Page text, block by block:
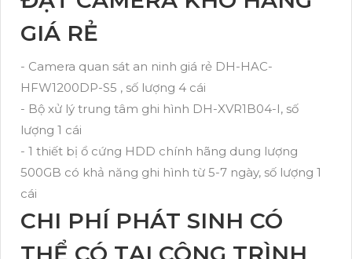
GIÁ RẺ
- Camera quan sát an ninh giá rẻ DH-HAC-
HFW1200DP-S5 , số lượng 4 cái
- Bộ xử lý trung tâm ghi hình DH-XVR1B04-I, số
lượng 1 cái
- 1 thiết bị ổ cứng HDD chính hãng dung lượng
500GB có khả năng ghi hình từ 5-7 ngày, số lượng 1
cái
CHI PHÍ PHÁT SINH CÓ
THỂ CÓ TẠI CÔNG TRÌNH